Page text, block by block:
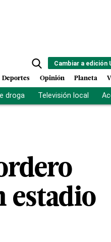
Cambiar a edición
Deportes Opinión Planeta
droga Televisión local
estadio